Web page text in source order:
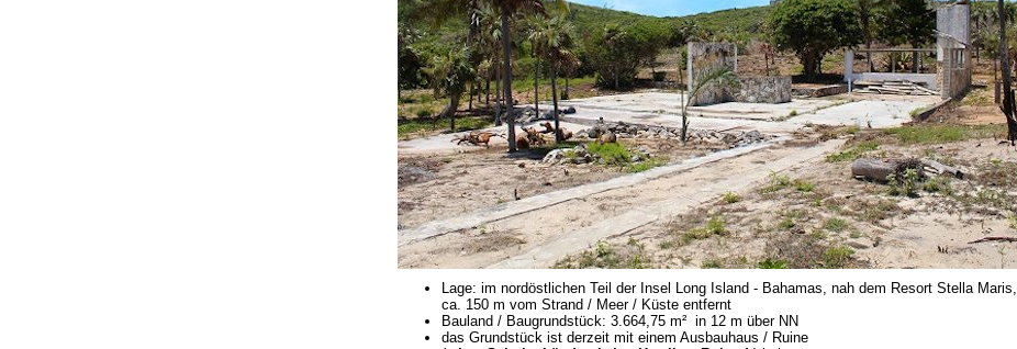
Lage: im nordöstlichen Teil der Insel Long Island - Bahamas, nah dem Resort Stella Maris,
ca. 150 m vom Strand / Meer / Küste entfernt
Bauland / Baugrundstück: 3.664,75 m² in 12 m über NN
das Grundstück ist derzeit mit einem Ausbauhaus / Ruine